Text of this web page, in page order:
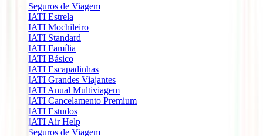
Seguros de Viagem
IATI Estrela
IATI Mochileiro
IATI Standard
IATI Família
IATI Básico
IATI Escapadinhas
IATI Grandes Viajantes
IATI Anual Multiviagem
IATI Cancelamento Premium
IATI Estudos
IATI Air Help
Seguros de Viagem